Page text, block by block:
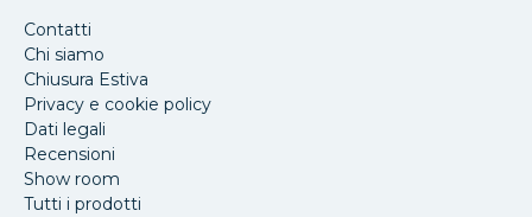
Contatti
Chi siamo
Chiusura Estiva
Privacy e cookie policy
Dati legali
Recensioni
Show room
Tutti i prodotti